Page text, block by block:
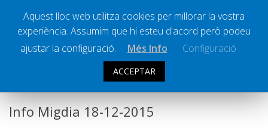
Societat
Ràdio Calella Televisió
Info Migdia 18-12-2015
Aquest lloc web utilitza cookies per millorar la vostra
experiència. Assumim que hi esteu d'acord però podeu
ajustar la configuració.
Més Info Configuració
ACCEPTAR